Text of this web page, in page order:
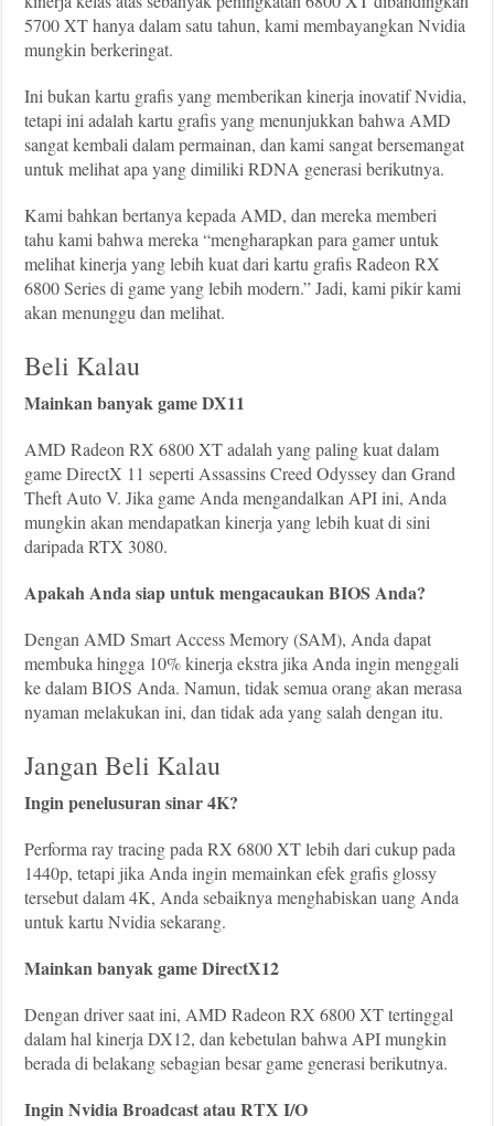
5700 XT hanya dalam satu tahun, kami membayangkan Nvidia
mungkin berkeringat.
Ini bukan kartu grafis yang memberikan kinerja inovatif Nvidia,
tetapi ini adalah kartu grafis yang menunjukkan bahwa AMD
sangat kembali dalam permainan, dan kami sangat bersemangat
untuk melihat apa yang dimiliki RDNA generasi berikutnya.
Kami bahkan bertanya kepada AMD, dan mereka memberi
tahu kami bahwa mereka “mengharapkan para gamer untuk
melihat kinerja yang lebih kuat dari kartu grafis Radeon RX
6800 Series di game yang lebih modern.” Jadi, kami pikir kami
akan menunggu dan melihat.
Beli Kalau
Mainkan banyak game DX11
AMD Radeon RX 6800 XT adalah yang paling kuat dalam
game DirectX 11 seperti Assassins Creed Odyssey dan Grand
Theft Auto V. Jika game Anda mengandalkan API ini, Anda
mungkin akan mendapatkan kinerja yang lebih kuat di sini
daripada RTX 3080.
Apakah Anda siap untuk mengacaukan BIOS Anda?
Dengan AMD Smart Access Memory (SAM), Anda dapat
membuka hingga 10% kinerja ekstra jika Anda ingin menggali
ke dalam BIOS Anda. Namun, tidak semua orang akan merasa
nyaman melakukan ini, dan tidak ada yang salah dengan itu.
Jangan Beli Kalau
Ingin penelusuran sinar 4K?
Performa ray tracing pada RX 6800 XT lebih dari cukup pada
1440p, tetapi jika Anda ingin memainkan efek grafis glossy
tersebut dalam 4K, Anda sebaiknya menghabiskan uang Anda
untuk kartu Nvidia sekarang.
Mainkan banyak game DirectX12
Dengan driver saat ini, AMD Radeon RX 6800 XT tertinggal
dalam hal kinerja DX12, dan kebetulan bahwa API mungkin
berada di belakang sebagian besar game generasi berikutnya.
Ingin Nvidia Broadcast atau RTX I/O